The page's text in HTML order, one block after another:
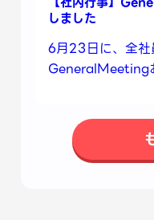
しました
6月23日に、全社
GeneralMeeting